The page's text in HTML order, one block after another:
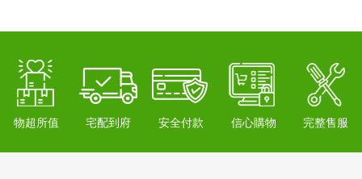
物超所值 宅配到府 安全付款 信心購物 完整售服